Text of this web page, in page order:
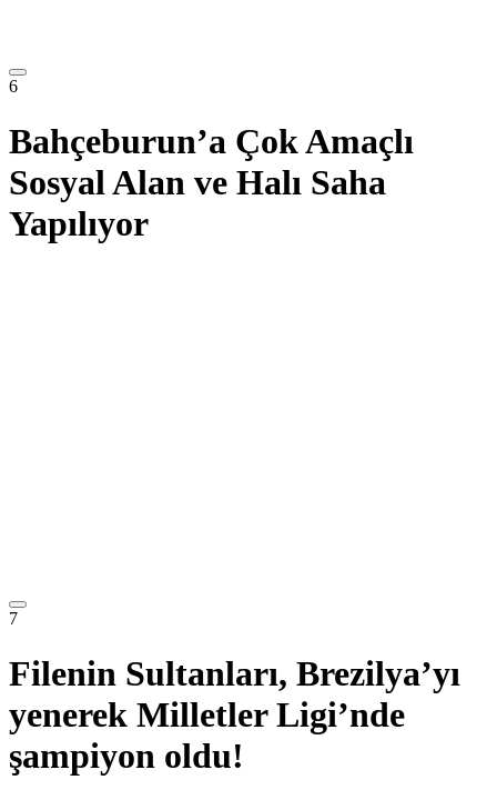
6
Bahçeburun’a Çok Amaçlı
Sosyal Alan ve Halı Saha
Yapılıyor
7
Filenin Sultanları, Brezilya’yı
yenerek Milletler Ligi’nde
şampiyon oldu!